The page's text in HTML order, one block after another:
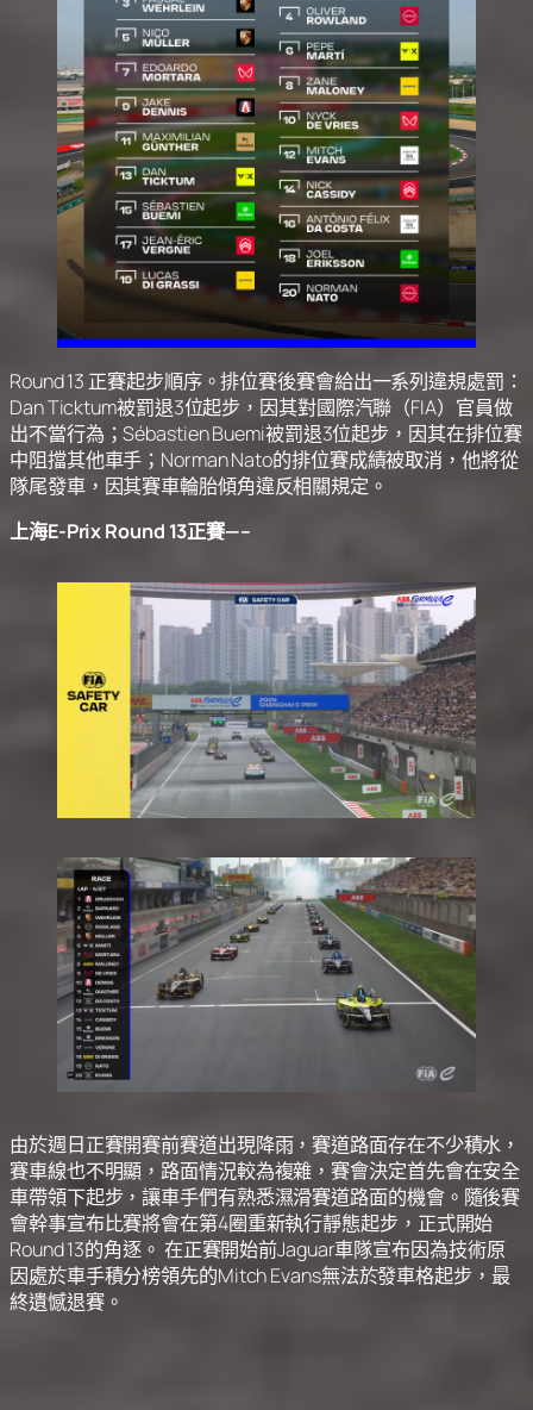
Round 13 正賽起步順序。排位賽後賽會給出一系列違規處罰：
Dan Ticktum被罰退3位起步，因其對國際汽聯（FIA）官員做
出不當行為；Sébastien Buemi被罰退3位起步，因其在排位賽
中阻擋其他車手；Norman Nato的排位賽成績被取消，他將從
隊尾發車，因其賽車輪胎傾角違反相關規定。
上海E-Prix Round 13正賽—–
由於週日正賽開賽前賽道出現降雨，賽道路面存在不少積水，
賽車線也不明顯，路面情況較為複雜，賽會決定首先會在安全
車帶領下起步，讓車手們有熟悉濕滑賽道路面的機會。隨後賽
會幹事宣布比賽將會在第4圈重新執行靜態起步，正式開始
Round 13的角逐。 在正賽開始前Jaguar車隊宣布因為技術原
因處於車手積分榜領先的Mitch Evans無法於發車格起步，最
終遺憾退賽。